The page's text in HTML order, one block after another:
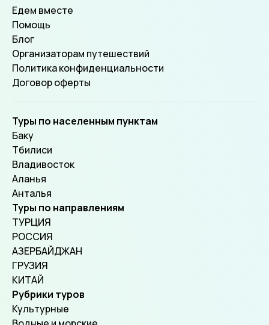
Едем вместе
Помощь
Блог
Организаторам путешествий
Политика конфиденциальности
Договор оферты
Туры по населенным пунктам
Баку
Тбилиси
Владивосток
Аланья
Анталья
Туры по направлениям
ТУРЦИЯ
РОССИЯ
АЗЕРБАЙДЖАН
ГРУЗИЯ
КИТАЙ
Рубрики туров
Культурные